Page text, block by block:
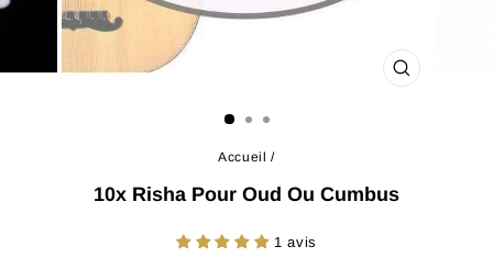
FERMER
Accueil /
10x Risha Pour Oud Ou Cumbus
1 avis